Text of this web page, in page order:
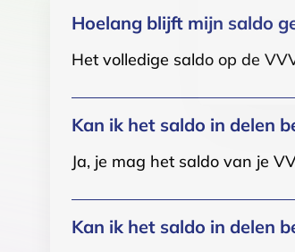
Hoelang blijft mijn saldo
Het volledige saldo op de
Kan ik het saldo in delen
Ja, je mag het saldo van je
Kan ik het saldo in delen